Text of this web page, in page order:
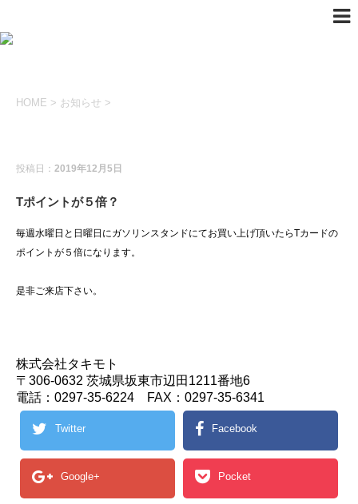
HOME > お知らせ >
投稿日： 2019年12月5日
Tポイントが５倍？
毎週水曜日と日曜日にガソリンスタンドにてお買い上げ頂いたらTカードの
ポイントが５倍になります。
是非ご来店下さい。
株式会社タキモト
〒306-0632 茨城県坂東市辺田1211番地6
電話：0297-35-6224 FAX：0297-35-6341
Twitter Facebook
Google+ Pocket